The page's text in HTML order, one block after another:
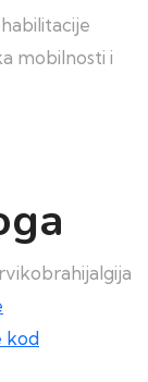
mobilnosti i
kod